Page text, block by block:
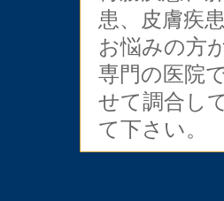
患、皮膚疾
お悩みの方
専門の医院
せて調合し
て下さい。